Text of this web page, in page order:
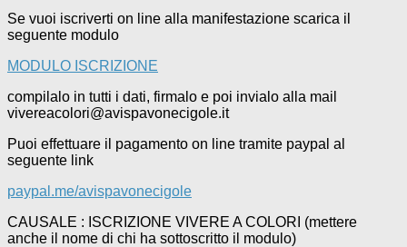
Se vuoi iscriverti on line alla manifestazione scarica il
seguente modulo
MODULO ISCRIZIONE
compilalo in tutti i dati, firmalo e poi invialo alla mail
vivereacolori@avispavonecigole.it
Puoi effettuare il pagamento on line tramite paypal al
seguente link
paypal.me/avispavonecigole
CAUSALE : ISCRIZIONE VIVERE A COLORI (mettere
anche il nome di chi ha sottoscritto il modulo)